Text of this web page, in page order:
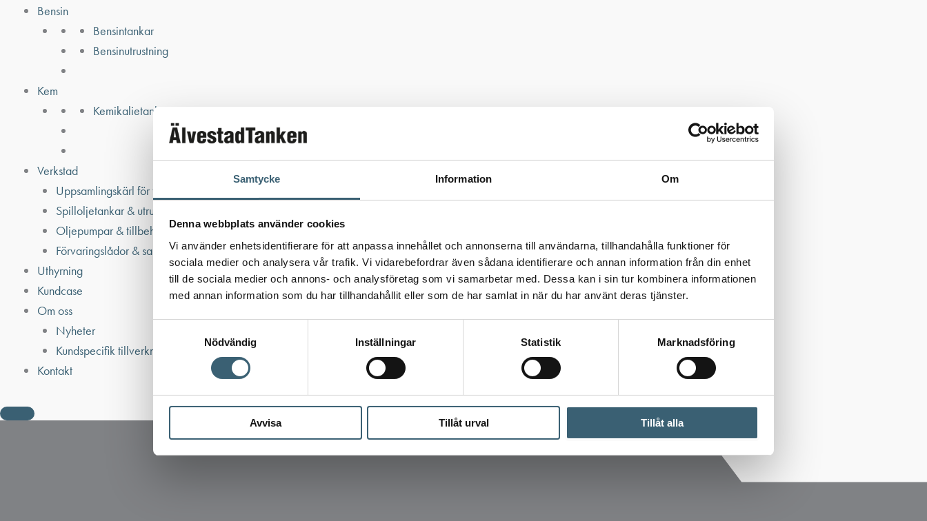
Samtycke Information Om
Denna webbplats använder cookies
Vi använder enhetsidentifierare för att anpassa innehållet och annonserna till användarna, tillhandahålla funktioner för
sociala medier och analysera vår trafik. Vi vidarebefordrar även sådana identifierare och annan information från din enhet
till de sociala medier och annons- och analysföretag som vi samarbetar med. Dessa kan i sin tur kombinera informationen
med annan information som du har tillhandahållit eller som de har samlat in när du har använt deras tjänster.
Nödvändig
Inställningar Statistik Marknadsföring
Avvisa Tillåt urval Tillåt alla
Bensin
Bensintankar
Bensinutrustning
Kem
Kemikalietankar
Verkstad
Uppsamlingskärl för fat & IBC
Spilloljetankar & utrustning
Oljepumpar & tillbehör
Förvaringslådor & sandlådor
Uthyrning
Kundcase
Om oss
Nyheter
Kundspecifik tillverkning
Kontakt